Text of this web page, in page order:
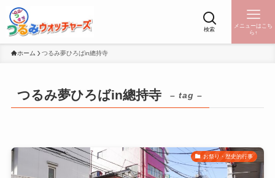
検索
メニューはこち
ら↑
ホーム つるみ夢ひろばin總持寺
つるみ夢ひろばin總持寺 – tag –
お祭り・歴史的行事